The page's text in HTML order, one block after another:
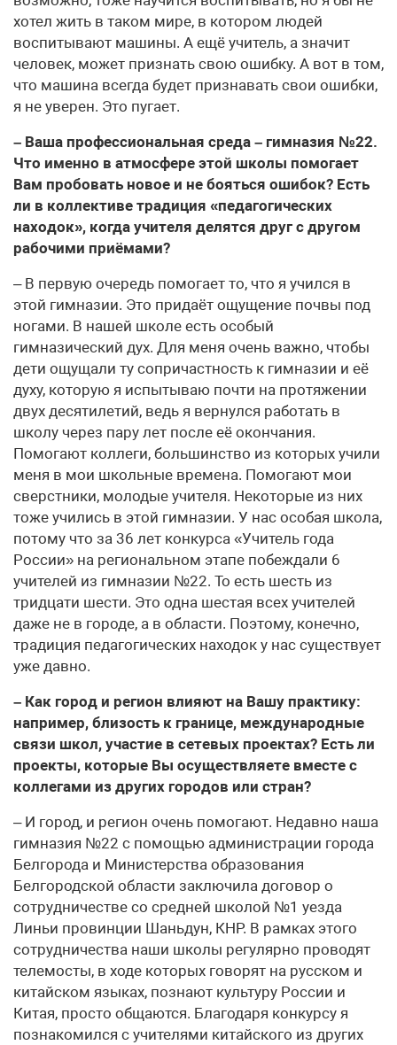
хотел жить в таком мире, в котором людей
воспитывают машины. А ещё учитель, а значит
человек, может признать свою ошибку. А вот в том,
что машина всегда будет признавать свои ошибки,
я не уверен. Это пугает.
– Ваша профессиональная среда – гимназия №22.
Что именно в атмосфере этой школы помогает
Вам пробовать новое и не бояться ошибок? Есть
ли в коллективе традиция «педагогических
находок», когда учителя делятся друг с другом
рабочими приёмами?
– В первую очередь помогает то, что я учился в
этой гимназии. Это придаёт ощущение почвы под
ногами. В нашей школе есть особый
гимназический дух. Для меня очень важно, чтобы
дети ощущали ту сопричастность к гимназии и её
духу, которую я испытываю почти на протяжении
двух десятилетий, ведь я вернулся работать в
школу через пару лет после её окончания.
Помогают коллеги, большинство из которых учили
меня в мои школьные времена. Помогают мои
сверстники, молодые учителя. Некоторые из них
тоже учились в этой гимназии. У нас особая школа,
потому что за 36 лет конкурса «Учитель года
России» на региональном этапе побеждали 6
учителей из гимназии №22. То есть шесть из
тридцати шести. Это одна шестая всех учителей
даже не в городе, а в области. Поэтому, конечно,
традиция педагогических находок у нас существует
уже давно.
– Как город и регион влияют на Вашу практику:
например, близость к границе, международные
связи школ, участие в сетевых проектах? Есть ли
проекты, которые Вы осуществляете вместе с
коллегами из других городов или стран?
– И город, и регион очень помогают. Недавно наша
гимназия №22 с помощью администрации города
Белгорода и Министерства образования
Белгородской области заключила договор о
сотрудничестве со средней школой №1 уезда
Линьи провинции Шаньдун, КНР. В рамках этого
сотрудничества наши школы регулярно проводят
телемосты, в ходе которых говорят на русском и
китайском языках, познают культуру России и
Китая, просто общаются. Благодаря конкурсу я
познакомился с учителями китайского из других